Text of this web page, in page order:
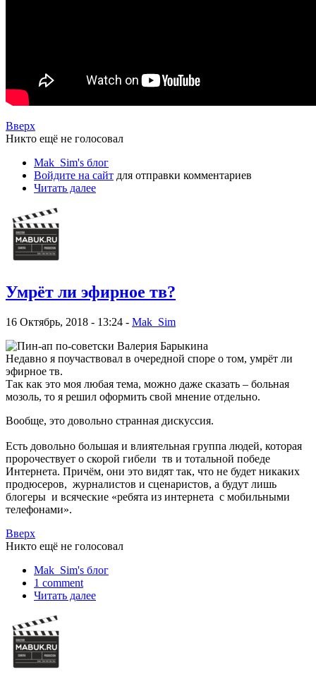
Вверх
Никто ещё не голосовал
Mak_Sim's блог
Войдите на сайт для отправки комментариев
Читать далее
Умрёт ли эфирное тв?
16 Октябрь, 2018 - 13:24 - Mak_Sim
Недавно я поучаствовал в очередной споре о том, умрёт ли
эфирное тв.
Так как это моя любая тема, можно даже сказать – больная
мозоль, то я решил оформить свой мнение отдельно.
Вообще, это довольно странная дискуссия.
Есть довольно большая и влиятельная группа людей, которая
пророчествует о скорой гибели тв и тотальной победе
Интернета. Причём, они это видят так, что не будет никаких
продюсеров, журналистов и сценаристов, а будут лишь
блогеры и всяческие «ребята из интернета с мобильными
телефонами».
Вверх
Никто ещё не голосовал
Mak_Sim's блог
1 comment
Читать далее